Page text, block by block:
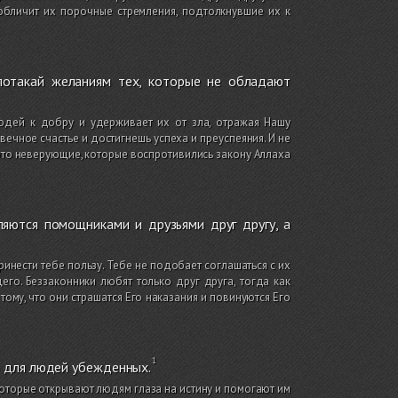
их порочные стремления, подтолкнувшие их к
желаниям тех, которые не обладают
к добру и удерживает их от зла, отражая Нашу
счастье и достигнешь успеха и преуспеяния. И не
неверующие, которые воспротивились закону Аллаха
помощниками и друзьями друг другу, а
тебе пользу. Тебе не подобает соглашаться с их
Беззаконники любят только друг друга, тогда как
что они страшатся Его наказания и повинуются Его
для людей убежденных.
открывают людям глаза на истину и помогают им